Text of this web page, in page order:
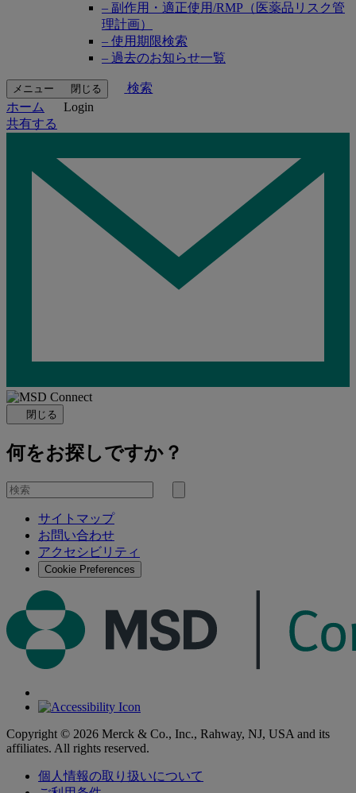
– 副作用・適正使用/RMP（医薬品リスク管
理計画）
– 使用期限検索
– 過去のお知らせ一覧
メニュー 閉じる
検索
ホーム
Login
共有する
Loading…
閉じる
何をお探しですか？
を
検
サイトマップ
お問い合わせ
アクセシビリティ
Cookie Preferences
Copyright © 2026 Merck & Co., Inc., Rahway, NJ, USA and its
affiliates. All rights reserved.
個人情報の取り扱いについて